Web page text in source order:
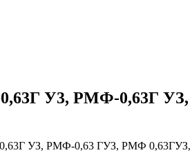
У3, РМФ-0,63Г
УЗ, РМФ-0,63 ГУЗ, РМФ